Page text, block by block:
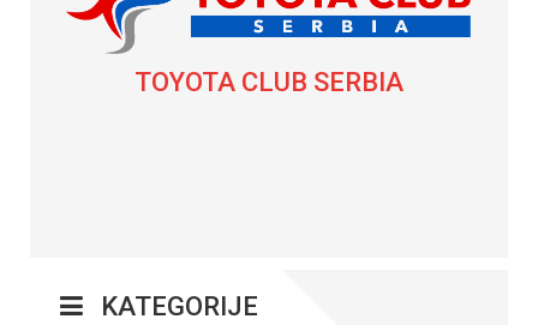
TOYOTA CLUB SERBIA
KATEGORIJE